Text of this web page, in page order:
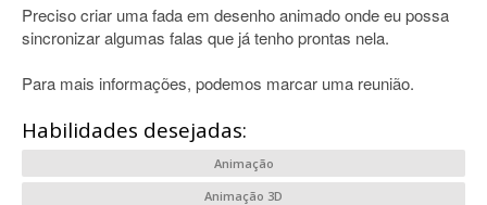
Preciso criar uma fada em desenho animado onde eu possa
sincronizar algumas falas que já tenho prontas nela.
Para mais informações, podemos marcar uma reunião.
Habilidades desejadas:
Animação
Animação 3D